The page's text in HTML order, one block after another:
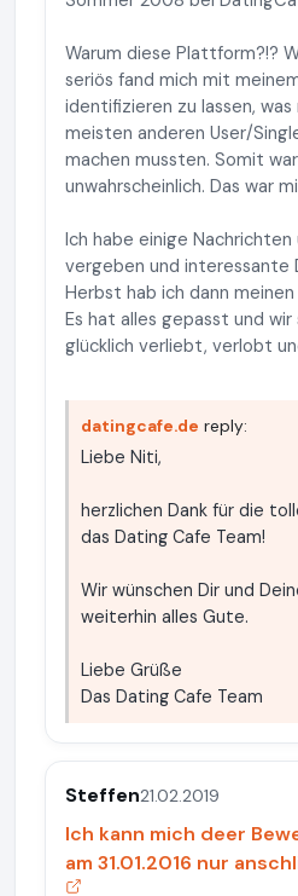
Warum diese Plattform?!?
seriös fand mich mit
identifizieren zu lassen,
meisten anderen User/
machen mussten. Somit
unwahrscheinlich. Das war
Ich habe einige
vergeben und interessante
Herbst hab ich dann
Es hat alles gepasst und
glücklich verliebt, verlobt
datingcafe.de reply:
Liebe Niti,
herzlichen Dank für die
das Dating Cafe Team!
Wir wünschen Dir und
weiterhin alles Gute.
Liebe Grüße
Das Dating Cafe Team
Steffen21.02.2019
Ich kann mich deer
am 31.01.2016 nur